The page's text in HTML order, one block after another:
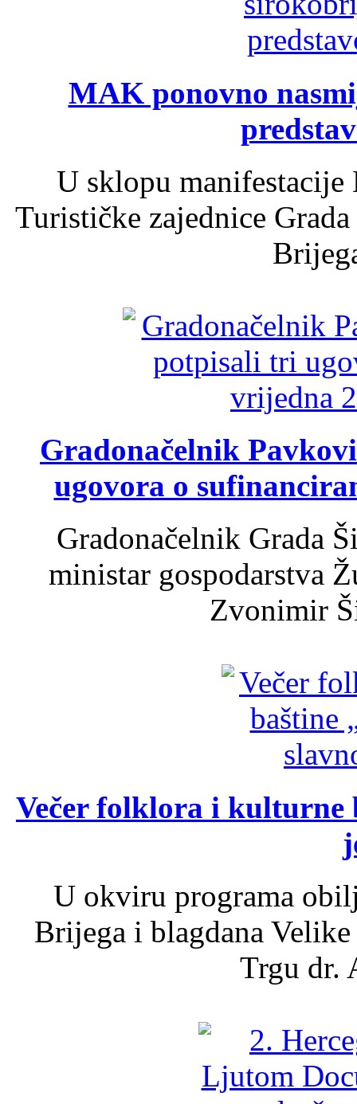
MAK ponovno
U sklopu
Turističke zajednice
Gradonačelnik
ugovora o
Gradonačelnik Grada
ministar gospodarstva
Zvonimir
Večer folklora i kulturne
U okviru programa
Brijega i blagdana
Trgu dr.